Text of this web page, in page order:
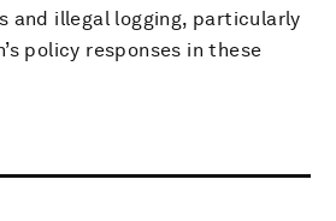
and illegal logging, particularly
policy responses in these